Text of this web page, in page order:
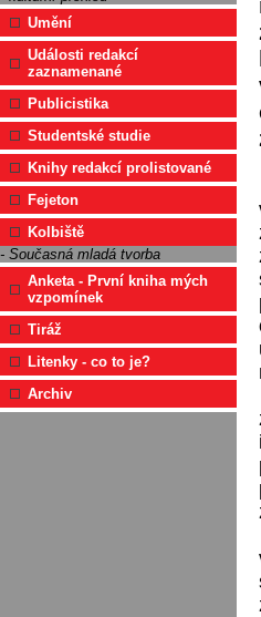
Umění
Události redakcí
zaznamenané
Publicistika
Studentské studie
Knihy redakcí prolistované
Fejeton
Kolbiště
- Současná mladá tvorba
Anketa - První kniha mých
vzpomínek
Tiráž
Litenky - co to je?
Archiv